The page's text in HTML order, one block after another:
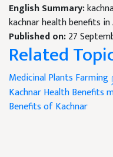
English Summary:
kachnar health benefits in
Published on:27
Related
Medicinal Plants Farming
Kachnar Health Benefits
Benefits of Kachnar